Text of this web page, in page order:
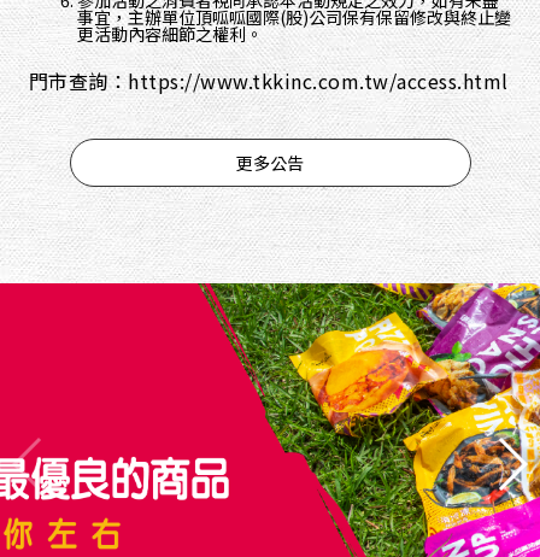
事宜，主辦單位頂呱呱國際(股)公司保有保留修改與終止變
更活動內容細節之權利。
門市查詢：https://www.tkkinc.com.tw/access.html
更多公告